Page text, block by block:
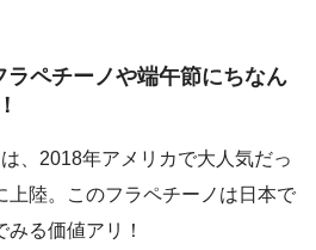
ラペチーノや端午節にちなん
、2018年アメリカで大人気だっ
上陸。このフラペチーノは日本で
る価値アリ！